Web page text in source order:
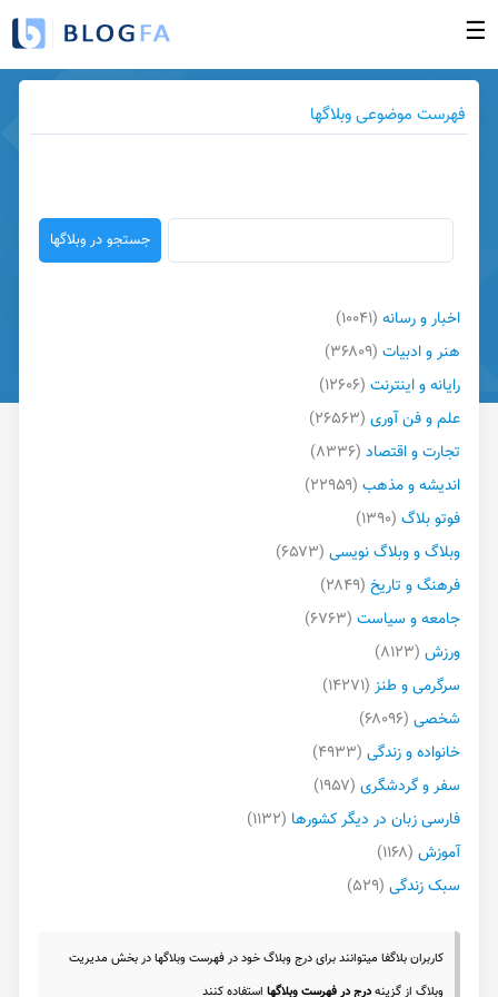
☰
ورود به بخش مدیریت
وبلاگهای بروز شده
فهرست وبلاگها
گزارش تخلف
تماس با ما
فهرست موضوعی وبلاگها
اخبار و رسانه (۱۰۰۴۱)
هنر و ادبیات (۳۶۸۰۹)
رایانه و اینترنت (۱۲۶۰۶)
علم و فن آوری (۲۶۵۶۳)
تجارت و اقتصاد (۸۳۳۶)
اندیشه و مذهب (۲۲۹۵۹)
فوتو بلاگ (۱۳۹۰)
وبلاگ و وبلاگ نویسی (۶۵۷۳)
فرهنگ و تاریخ (۲۸۴۹)
جامعه و سیاست (۶۷۶۳)
ورزش (۸۱۲۳)
سرگرمی و طنز (۱۴۲۷۱)
شخصی (۶۸۰۹۶)
خانواده و زندگی (۴۹۳۳)
سفر و گردشگری (۱۹۵۷)
فارسی زبان در دیگر کشورها (۱۱۳۲)
آموزش (۱۱۶۸)
سبک زندگی (۵۲۹)
کاربران بلاگفا میتوانند برای درج وبلاگ خود در فهرست وبلاگها در بخش مدیریت
وبلاگ از گزینهدرج در فهرست وبلاگها استفاده کنند